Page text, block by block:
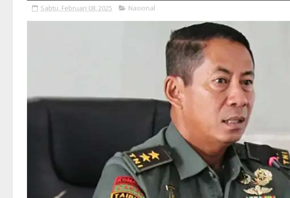
Sabtu, Februari 08, 2025 Nasional